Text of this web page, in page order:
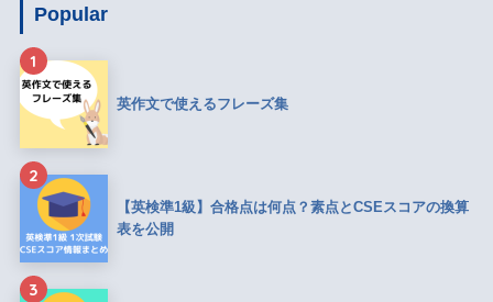
Popular
1
英作文で使えるフレーズ集
2
【英検準1級】合格点は何点？素点とCSEスコアの換算
表を公開
3